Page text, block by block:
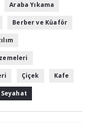
Araba Yıkama
Berber ve Küaför
Çiçek Kafe
Seyahat